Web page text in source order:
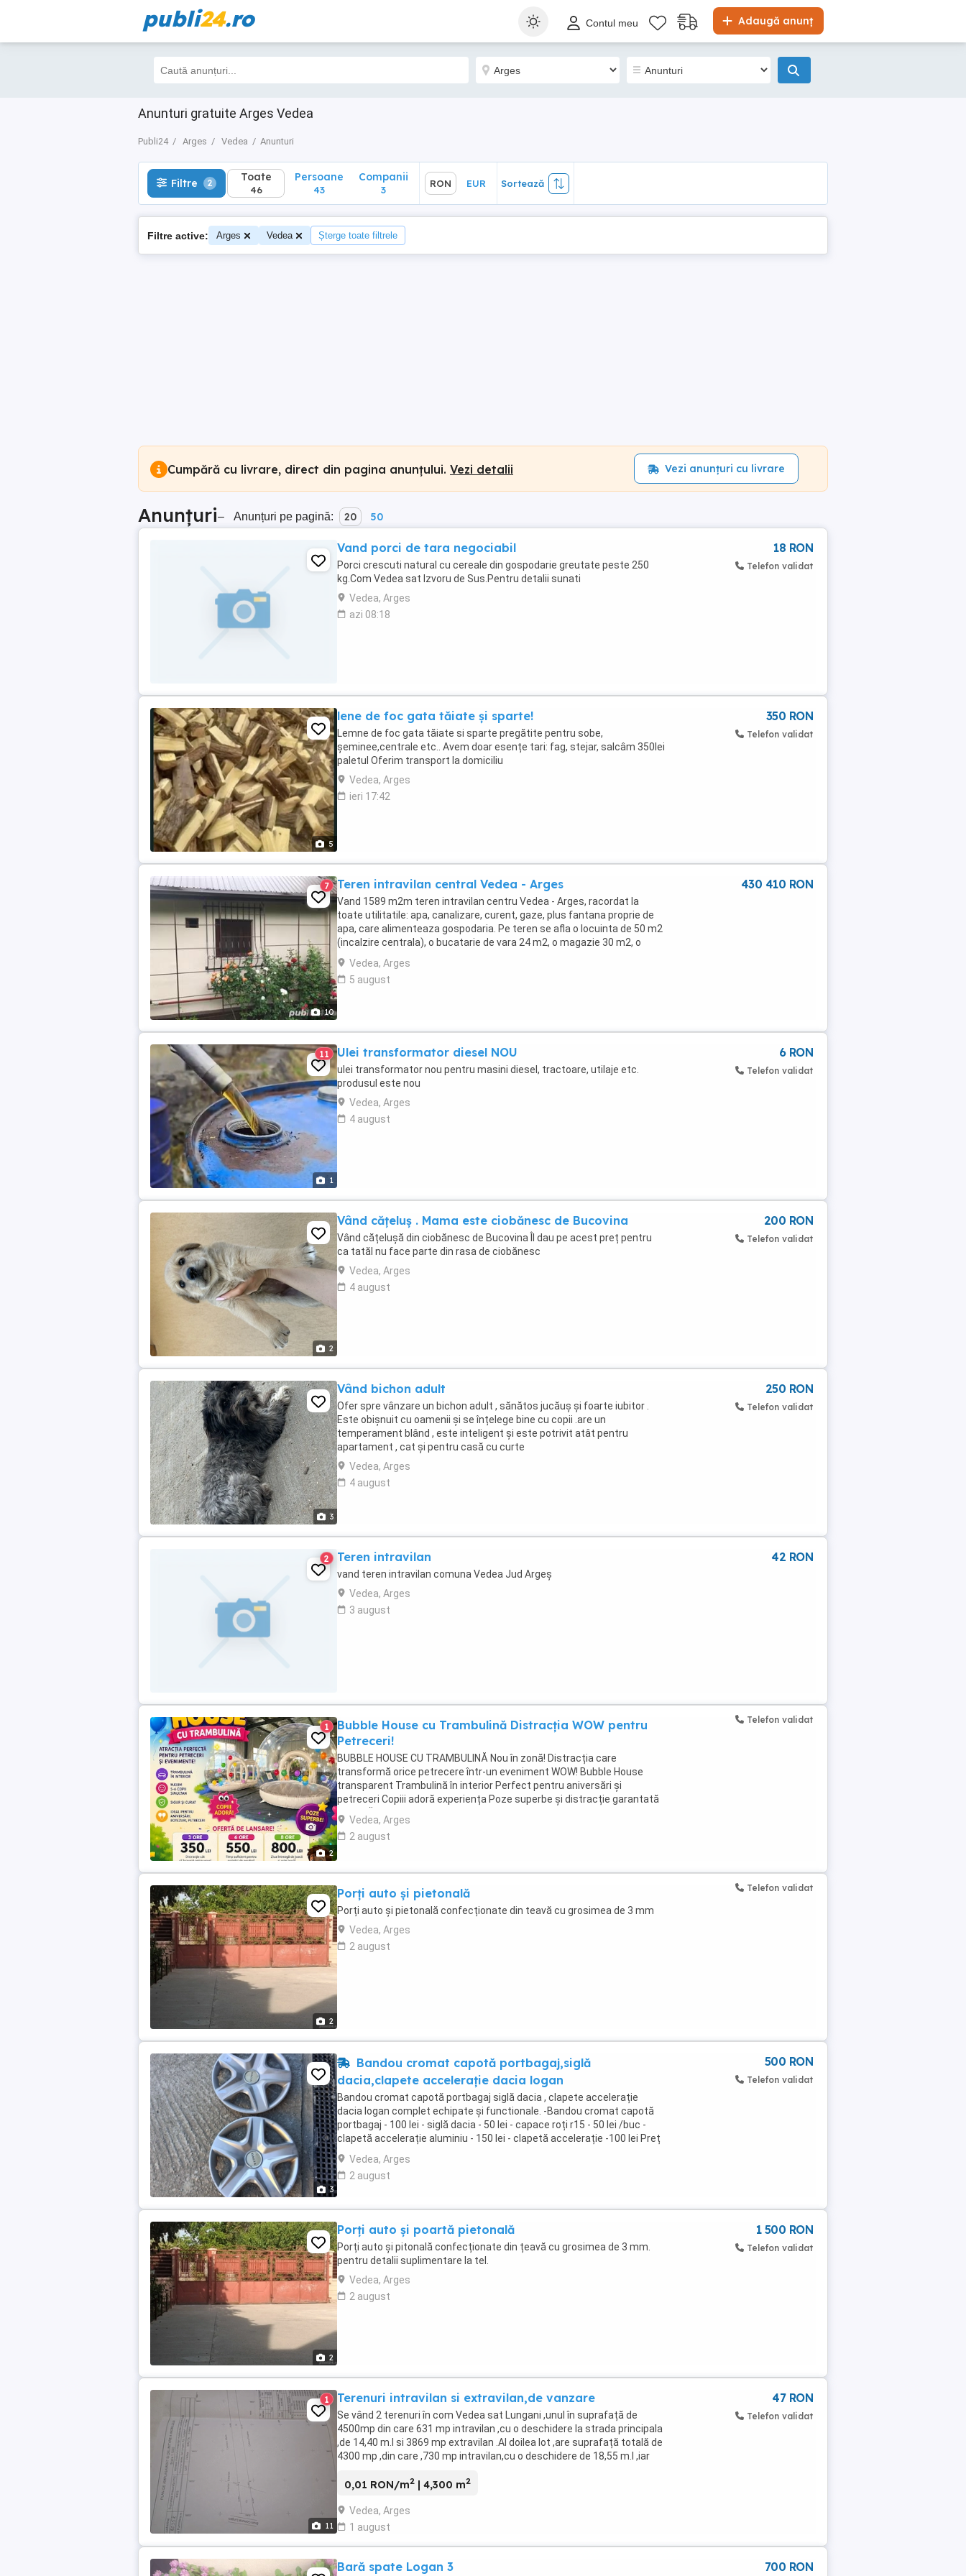
publi24.ro Adaugă anunț
Contul meu
Anunturi gratuite Arges Vedea
Publi24 Arges Vedea Anunturi
Filtre 2 Toate
46
Sortează
Filtre 2 Toate
46
Persoane
43
Companii
3
RON EUR Sortează
Filtre active: Arges Vedea Șterge toate filtrele
Cumpără cu livrare, direct din pagina anunțului. Vezi detalii Vezi anunțuri cu livrare
Anunțuri– Anunțuri pe pagină: 20 50
Vand porci de tara negociabil
Porci crescuti natural cu cereale din gospodarie greutate peste 250
kg.Com Vedea sat Izvoru de Sus.Pentru detalii sunati
Vedea, Arges
azi 08:18
18 RON
Telefon validat
5
lene de foc gata tăiate și sparte!
Lemne de foc gata tăiate si sparte pregătite pentru sobe,
șeminee,centrale etc.. Avem doar esențe tari: fag, stejar, salcâm 350lei
paletul Oferim transport la domiciliu
Vedea, Arges
ieri 17:42
350 RON
Telefon validat
10
7 Teren intravilan central Vedea - Arges
Vand 1589 m2m teren intravilan centru Vedea - Arges, racordat la
toate utilitatile: apa, canalizare, curent, gaze, plus fantana proprie de
apa, care alimenteaza gospodaria. Pe teren se afla o locuinta de 50 m2
(incalzire centrala), o bucatarie de vara 24 m2, o magazie 30 m2, o
polata 16 m2. Deasemenea, ...
Vedea, Arges
5 august
430 410 RON
1
11 Ulei transformator diesel NOU
ulei transformator nou pentru masini diesel, tractoare, utilaje etc.
produsul este nou
Vedea, Arges
4 august
6 RON
Telefon validat
2
Vând cățeluș . Mama este ciobănesc de Bucovina
Vând cățelușă din ciobănesc de Bucovina Îl dau pe acest preț pentru
ca tatăl nu face parte din rasa de ciobănesc
Vedea, Arges
4 august
200 RON
Telefon validat
3
Vând bichon adult
Ofer spre vânzare un bichon adult , sănătos jucăuș și foarte iubitor .
Este obișnuit cu oamenii și se înțelege bine cu copii .are un
temperament blând , este inteligent și este potrivit atât pentru
apartament , cat și pentru casă cu curte
Vedea, Arges
4 august
250 RON
Telefon validat
2 Teren intravilan
vand teren intravilan comuna Vedea Jud Argeș
Vedea, Arges
3 august
42 RON
2
1
Bubble House cu Trambulină Distracția WOW pentru
Petreceri!
BUBBLE HOUSE CU TRAMBULINĂ Nou în zonă! Distracția care
transformă orice petrecere într-un eveniment WOW! Bubble House
transparent Trambulină în interior Perfect pentru aniversări și
petreceri Copiii adoră experiența Poze superbe și distracție garantată
OFERTĂ DE LANSARE 3 ore 350 lei 6 ore 550 ...
Vedea, Arges
2 august
Telefon validat
2
Porți auto și pietonală
Porți auto și pietonală confecționate din teavă cu grosimea de 3 mm
Vedea, Arges
2 august
Telefon validat
3
Bandou cromat capotă portbagaj,siglă
dacia,clapete accelerație dacia logan
Bandou cromat capotă portbagaj siglă dacia , clapete accelerație
dacia logan complet echipate și functionale. -Bandou cromat capotă
portbagaj - 100 lei - siglă dacia - 50 lei - capace roți r15 - 50 lei /buc -
clapetă accelerație aluminiu - 150 lei - clapetă accelerație -100 lei Preț
pentru toate ...
Vedea, Arges
2 august
500 RON
Telefon validat
2
Porți auto și poartă pietonală
Porți auto și pitonală confecționate din țeavă cu grosimea de 3 mm.
pentru detalii suplimentare la tel.
Vedea, Arges
2 august
1 500 RON
Telefon validat
11
1 Terenuri intravilan si extravilan,de vanzare
Se vând 2 terenuri în com Vedea sat Lungani ,unul în suprafață de
4500mp din care 631 mp intravilan ,cu o deschidere la strada principala
,de 14,40 m.l si 3869 mp extravilan .Al doilea lot ,are suprafață totală de
4300 mp ,din care ,730 mp intravilan,cu o deschidere de 18,55 m.l ,iar
0,01 RON/m2 | 4,300 m2
Vedea, Arges
1 august
47 RON
Telefon validat
Bară spate Logan 3 700 RON